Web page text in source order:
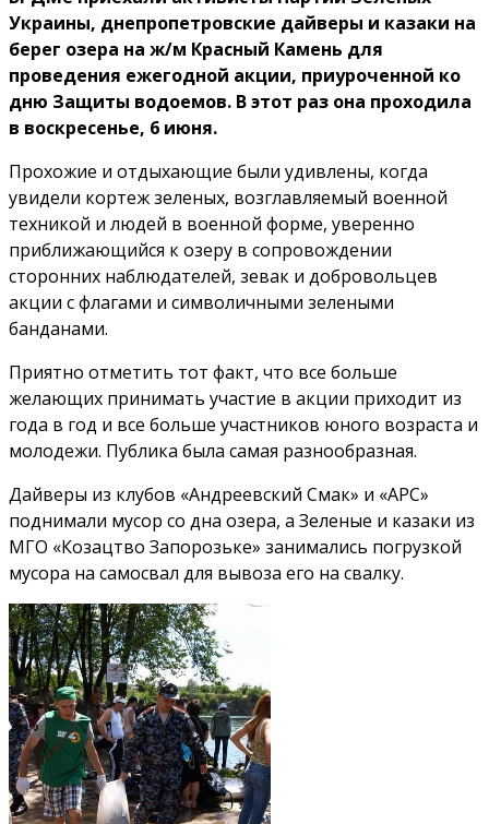
Украины, днепропетровские дайверы и казаки на
берег озера на ж/м Красный Камень для
проведения ежегодной акции, приуроченной ко
дню Защиты водоемов. В этот раз она проходила
в воскресенье, 6 июня.
Прохожие и отдыхающие были удивлены, когда
увидели кортеж зеленых, возглавляемый военной
техникой и людей в военной форме, уверенно
приближающийся к озеру в сопровождении
сторонних наблюдателей, зевак и добровольцев
акции с флагами и символичными зелеными
банданами.
Приятно отметить тот факт, что все больше
желающих принимать участие в акции приходит из
года в год и все больше участников юного возраста и
молодежи. Публика была самая разнообразная.
Дайверы из клубов «Андреевский Смак» и «АРС»
поднимали мусор со дна озера, а Зеленые и казаки из
МГО «Козацтво Запорозьке» занимались погрузкой
мусора на самосвал для вывоза его на свалку.